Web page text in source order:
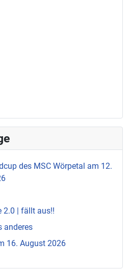
des MSC Wörpetal am 12.
2.0 | fällt aus!!
anderes
16. August 2026